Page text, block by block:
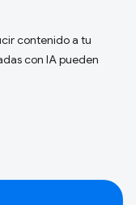
contenido a tu
con IA pueden